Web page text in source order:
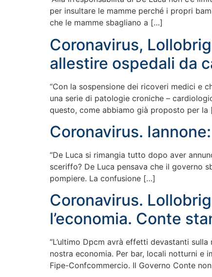
per insultare le mamme perché i propri
che le mamme sbagliano a […]
Coronavirus,
allestire ospedali da
“Con la sospensione dei ricoveri medici e
una serie di patologie croniche –
questo, come abbiamo già proposto per la
Coronavirus.
“De Luca si rimangia tutto dopo aver
sceriffo? De Luca pensava che il governo
pompiere. La confusione […]
Coronavirus.
l’economia. Conte
“L’ultimo Dpcm avrà effetti devastanti
nostra economia. Per bar, locali notturni e
Fipe-Confcommercio. Il Governo Conte